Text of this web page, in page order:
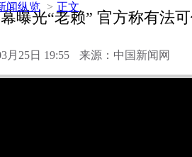
闻纵览 > 正文
曝光“老赖” 官方称有法
月25日 19:55 来源：中国新闻网